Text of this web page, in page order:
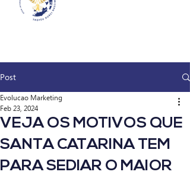
Post
VEJA OS MOTIVOS QUE
SANTA CATARINA TEM
PARA SEDIAR O MAIOR
Evolucao Marketing
Feb 23, 2024